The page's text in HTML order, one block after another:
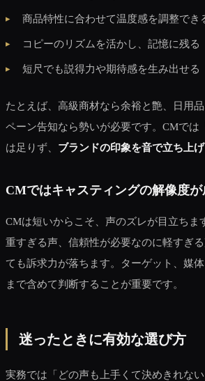
商品特性に合わせて温度感を調整でき
コピーのリズムを活かし、記憶に残る
短尺でも説得力や期待感を生み出せる
たとえば、高級商材なら余裕と艶、日用
ペーン告知なら勢いが必要です。CMでは
は足りず、 ブランドの印象を音で立ち上
CMではキャスティングの解像度
CMは短いからこそ、声のズレが目立ちま
重すぎる声、信頼性が必要なのに軽すぎ
ても訴求力が落ちます。ターゲット、媒
まで含めて判断することが重要です。
迷ったときに有効な選び方
実務では「どの声も上手くて決めきれな